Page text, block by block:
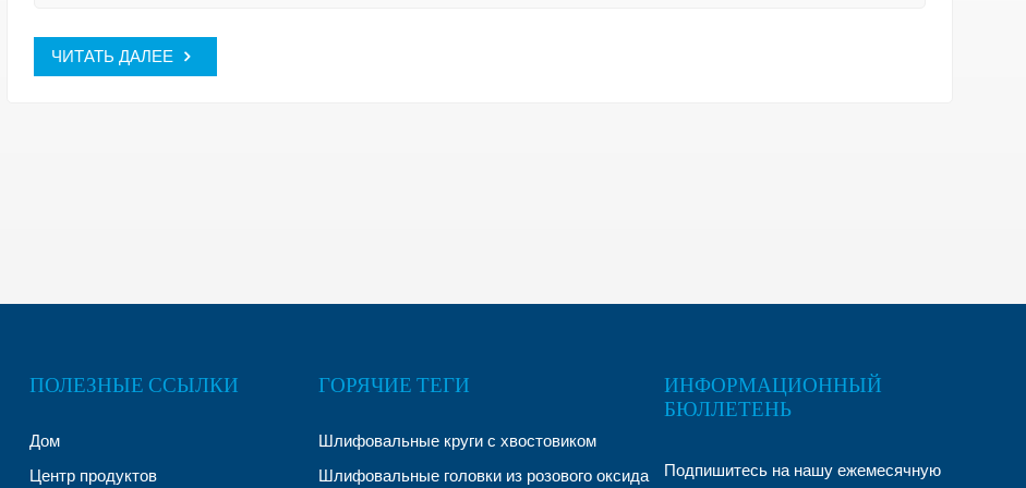
ЧИТАТЬ ДАЛЕЕ
ПОЛЕЗНЫЕ ССЫЛКИ
Дом
Центр продуктов
ГОРЯЧИЕ ТЕГИ
Шлифовальные круги с хвостовиком
Шлифовальные головки из розового оксида
ИНФОРМАЦИОННЫЙ
БЮЛЛЕТЕНЬ
Подпишитесь на нашу ежемесячную